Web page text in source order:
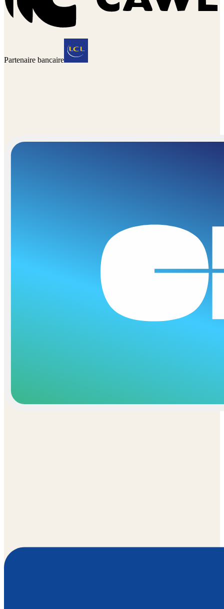
Partenaire bancaire